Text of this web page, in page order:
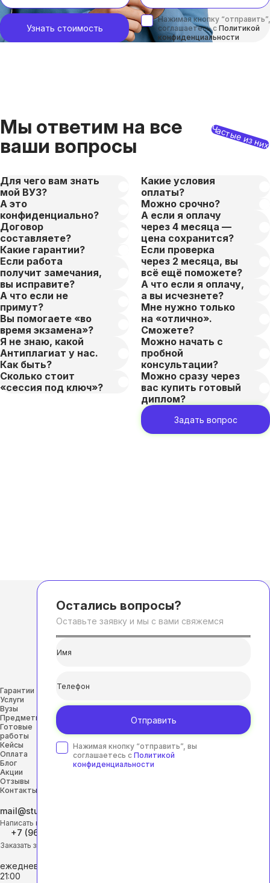
Узнать стоимость
Нажимая кнопку
соглашаетесь с Политикой
конфиденциальности
Мы ответим на все
ваши вопросы
Частые из них
Для чего вам знать
мой ВУЗ?
А это
конфиденциально?
Договор
составляете?
Какие гарантии?
Если работа
получит замечания,
вы исправите?
А что если не
примут?
Вы помогаете «во
время экзамена»?
Я не знаю, какой
Антиплагиат у нас.
Как быть?
Сколько стоит
«сессия под ключ»?
Какие условия
оплаты?
Можно срочно?
А если я оплачу
через 4 месяца —
цена сохранится?
Если проверка
через 2 месяца, вы
всё ещё поможете?
А что если я оплачу,
а вы исчезнете?
Мне нужно только
на «отлично».
Сможете?
Можно начать с
пробной
консультации?
Можно сразу через
вас купить готовый
диплом?
Задать вопрос
Гарантии
Услуги
Вузы
Предметы
Готовые
работы
Кейсы
Оплата
Блог
Акции
Отзывы
Контакты
mail@studhelp-online.ru
Написать на почту
+7 (968) 453-29-88
Заказать звонок
ежедневно с 9:00 до
21:00
Остались вопросы?
Оставьте заявку и мы с вами свяжемся
Отправить
Нажимая кнопку “отправить”, вы
соглашаетесь с Политикой
конфиденциальности